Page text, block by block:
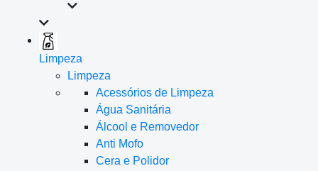
Limpeza
Limpeza
Acessórios de Limpeza
Água Sanitária
Álcool e Removedor
Anti Mofo
Cera e Polidor